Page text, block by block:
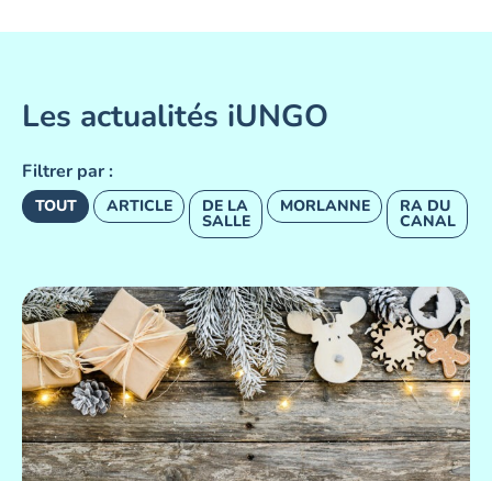
Les actualités iUNGO
Filtrer par :
TOUT ARTICLE DE LA
SALLE
MORLANNE RA DU
CANAL